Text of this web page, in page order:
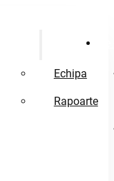
Echipa
Rapoarte